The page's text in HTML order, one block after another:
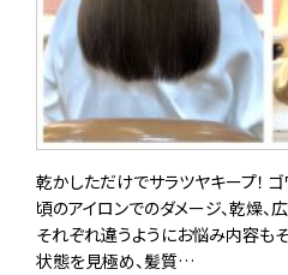
乾かしただけでサラツヤキープ！ ゴ
頃のアイロンでのダメージ、乾燥、
それぞれ違うようにお悩み内容も
状態を見極め、髪質…